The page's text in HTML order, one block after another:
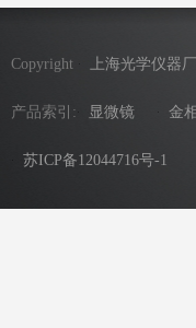
Copyright 上海光学仪器厂
产品索引: 显微镜 金
苏ICP备12044716号-1